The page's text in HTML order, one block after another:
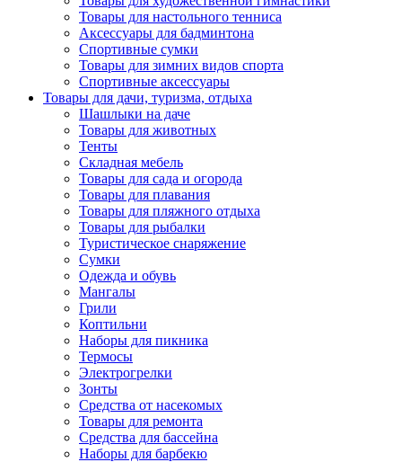
Товары для настольного тенниса
Аксессуары для бадминтона
Спортивные сумки
Товары для зимних видов спорта
Спортивные аксессуары
Товары для дачи, туризма, отдыха
Шашлыки на даче
Товары для животных
Тенты
Складная мебель
Товары для сада и огорода
Товары для плавания
Товары для пляжного отдыха
Товары для рыбалки
Туристическое снаряжение
Сумки
Одежда и обувь
Мангалы
Грили
Коптильни
Наборы для пикника
Термосы
Электрогрелки
Зонты
Средства от насекомых
Товары для ремонта
Средства для бассейна
Наборы для барбекю